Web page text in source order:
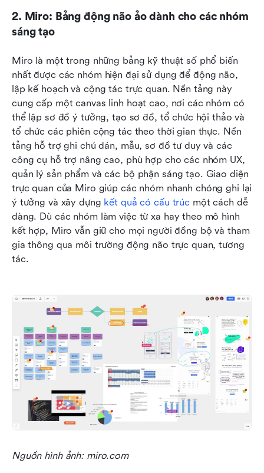
2. Miro: Bảng động não ảo dành cho các nhóm
sáng tạo
Miro là một trong những bảng kỹ thuật số phổ biến
nhất được các nhóm hiện đại sử dụng để động não,
lập kế hoạch và cộng tác trực quan. Nền tảng này
cung cấp một canvas linh hoạt cao, nơi các nhóm có
thể lập sơ đồ ý tưởng, tạo sơ đồ, tổ chức hội thảo và
tổ chức các phiên cộng tác theo thời gian thực. Nền
tảng hỗ trợ ghi chú dán, mẫu, sơ đồ tư duy và các
công cụ hỗ trợ nâng cao, phù hợp cho các nhóm UX,
quản lý sản phẩm và các bộ phận sáng tạo. Giao diện
trực quan của Miro giúp các nhóm nhanh chóng ghi lại
ý tưởng và xây dựng kết quả có cấu trúc một cách dễ
dàng. Dù các nhóm làm việc từ xa hay theo mô hình
kết hợp, Miro vẫn giữ cho mọi người đồng bộ và tham
gia thông qua môi trường động não trực quan, tương
tác.
Nguồn hình ảnh: miro.com